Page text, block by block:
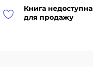
Книга недоступна
для продажу